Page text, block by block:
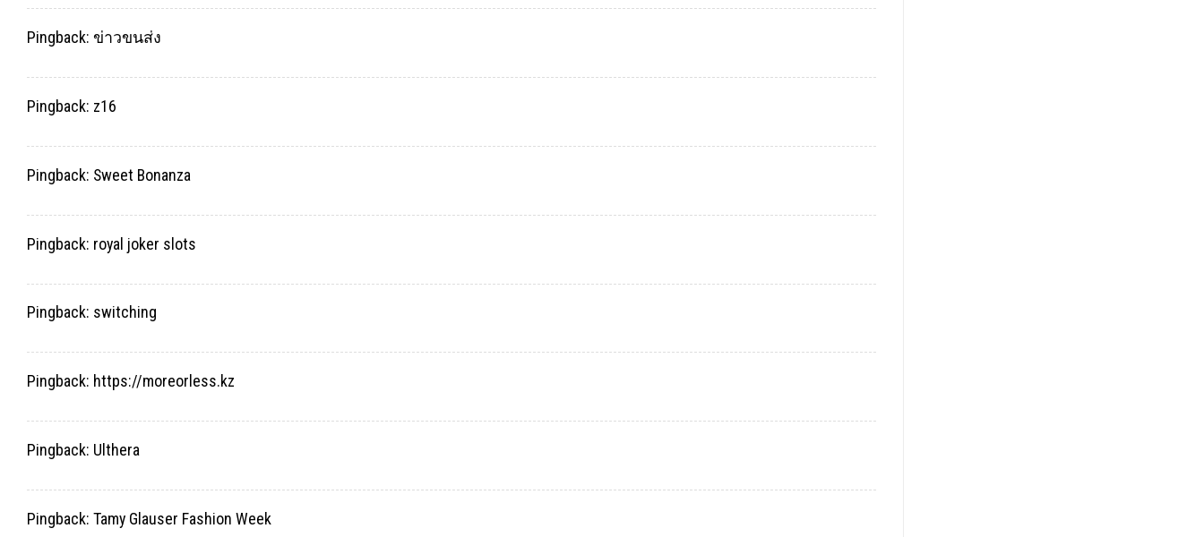
Pingback: ข่าวขนส่ง
Pingback: z16
Pingback: Sweet Bonanza
Pingback: royal joker slots
Pingback: switching
Pingback: https://moreorless.kz
Pingback: Ulthera
Pingback: Tamy Glauser Fashion Week